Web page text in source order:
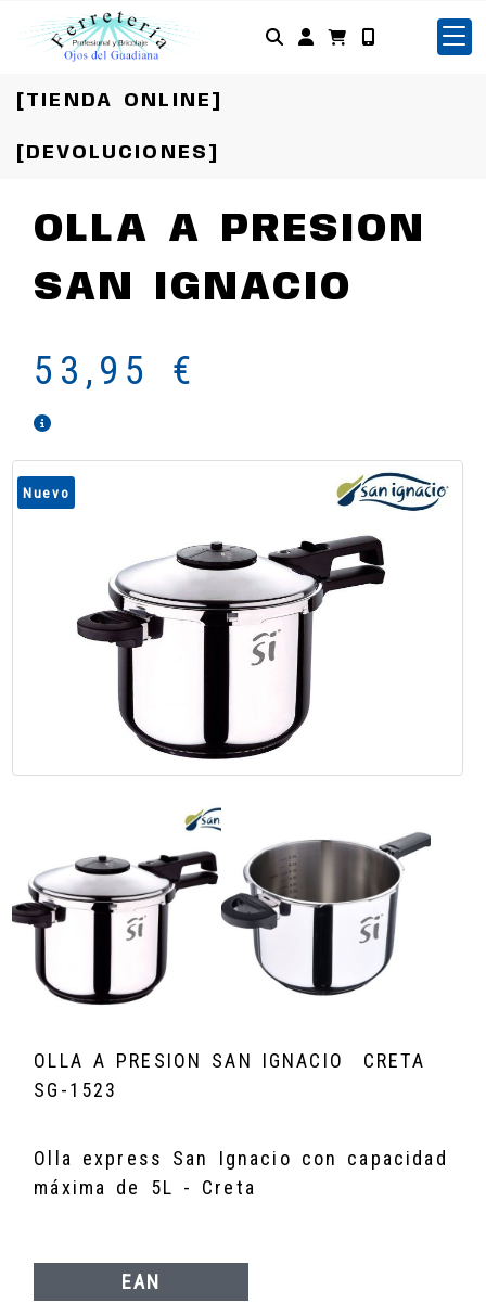
Identifícate
[TIENDA ONLINE]
[DEVOLUCIONES]
OLLA A PRESION
SAN IGNACIO
53,95 €
Nuevo
OLLA A PRESION SAN IGNACIO CRETA
SG-1523
Olla express San Ignacio con capacidad
máxima de 5L - Creta
EAN